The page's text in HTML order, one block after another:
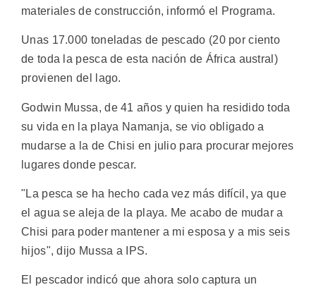
materiales de construcción, informó el Programa.
Unas 17.000 toneladas de pescado (20 por ciento
de toda la pesca de esta nación de África austral)
provienen del lago.
Godwin Mussa, de 41 años y quien ha residido toda
su vida en la playa Namanja, se vio obligado a
mudarse a la de Chisi en julio para procurar mejores
lugares donde pescar.
"La pesca se ha hecho cada vez más difícil, ya que
el agua se aleja de la playa. Me acabo de mudar a
Chisi para poder mantener a mi esposa y a mis seis
hijos", dijo Mussa a IPS.
El pescador indicó que ahora solo captura un